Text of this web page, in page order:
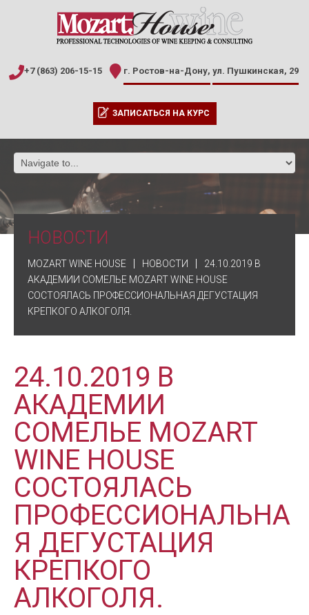
+7 (863) 206-15-15 г. Ростов-на-Дону, ул. Пушкинская, 29
ЗАПИСАТЬСЯ НА КУРС
НОВОСТИ
MOZART WINE HOUSE НОВОСТИ
24.10.2019 В
АКАДЕМИИ СОМЕЛЬЕ MOZART WINE HOUSE
СОСТОЯЛАСЬ ПРОФЕССИОНАЛЬНАЯ ДЕГУСТАЦИЯ
КРЕПКОГО АЛКОГОЛЯ.
24.10.2019 В
АКАДЕМИИ
СОМЕЛЬЕ MOZART
WINE HOUSE
СОСТОЯЛАСЬ
ПРОФЕССИОНАЛЬНА
Я ДЕГУСТАЦИЯ
КРЕПКОГО
АЛКОГОЛЯ.